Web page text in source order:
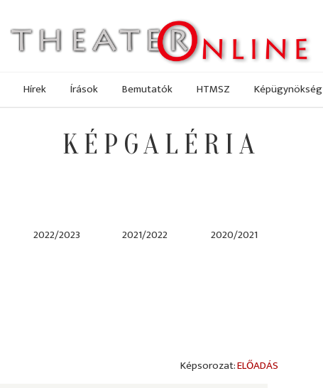
Hírek Írások Bemutatók HTMSZ Képügynökség
KÉPGALÉRIA
2022/2023 2021/2022 2020/2021
ELŐADÁS